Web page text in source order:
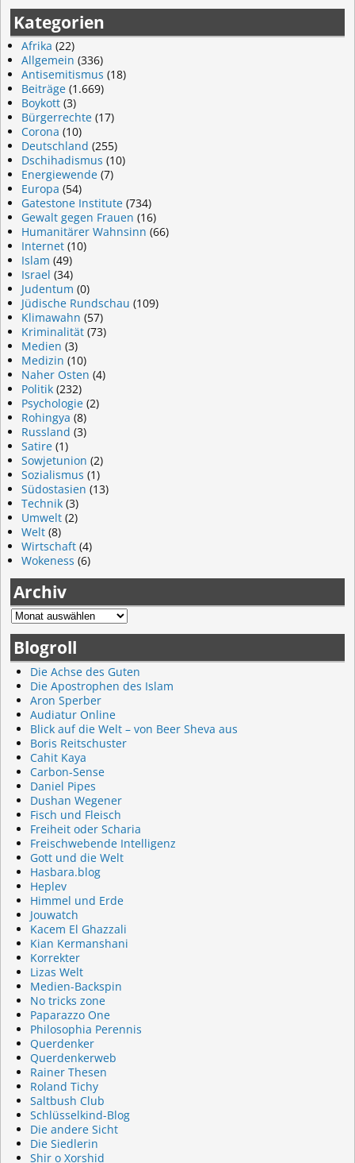
Kategorien
Afrika (22)
Allgemein (336)
Antisemitismus (18)
Beiträge (1.669)
Boykott (3)
Bürgerrechte (17)
Corona (10)
Deutschland (255)
Dschihadismus (10)
Energiewende (7)
Europa (54)
Gatestone Institute (734)
Gewalt gegen Frauen (16)
Humanitärer Wahnsinn (66)
Internet (10)
Islam (49)
Israel (34)
Judentum (0)
Jüdische Rundschau (109)
Klimawahn (57)
Kriminalität (73)
Medien (3)
Medizin (10)
Naher Osten (4)
Politik (232)
Psychologie (2)
Rohingya (8)
Russland (3)
Satire (1)
Sowjetunion (2)
Sozialismus (1)
Südostasien (13)
Technik (3)
Umwelt (2)
Welt (8)
Wirtschaft (4)
Wokeness (6)
Archiv
Blogroll
Die Achse des Guten
Die Apostrophen des Islam
Aron Sperber
Audiatur Online
Blick auf die Welt – von Beer Sheva aus
Boris Reitschuster
Cahit Kaya
Carbon-Sense
Daniel Pipes
Dushan Wegener
Fisch und Fleisch
Freiheit oder Scharia
Freischwebende Intelligenz
Gott und die Welt
Hasbara.blog
Heplev
Himmel und Erde
Jouwatch
Kacem El Ghazzali
Kian Kermanshani
Korrekter
Lizas Welt
Medien-Backspin
No tricks zone
Paparazzo One
Philosophia Perennis
Querdenker
Querdenkerweb
Rainer Thesen
Roland Tichy
Saltbush Club
Schlüsselkind-Blog
Die andere Sicht
Die Siedlerin
Shir o Xorshid